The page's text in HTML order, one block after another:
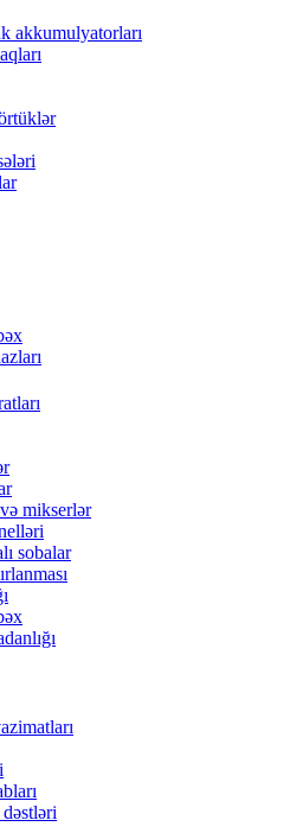
akkumulyatorları
mikserlər
sobalar